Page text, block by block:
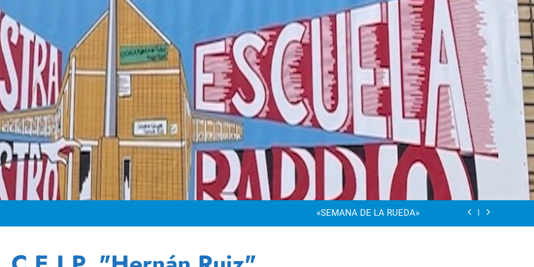
“Visibles Sí”
Dia De La Familia
«SEMANA DE LA RUEDA»